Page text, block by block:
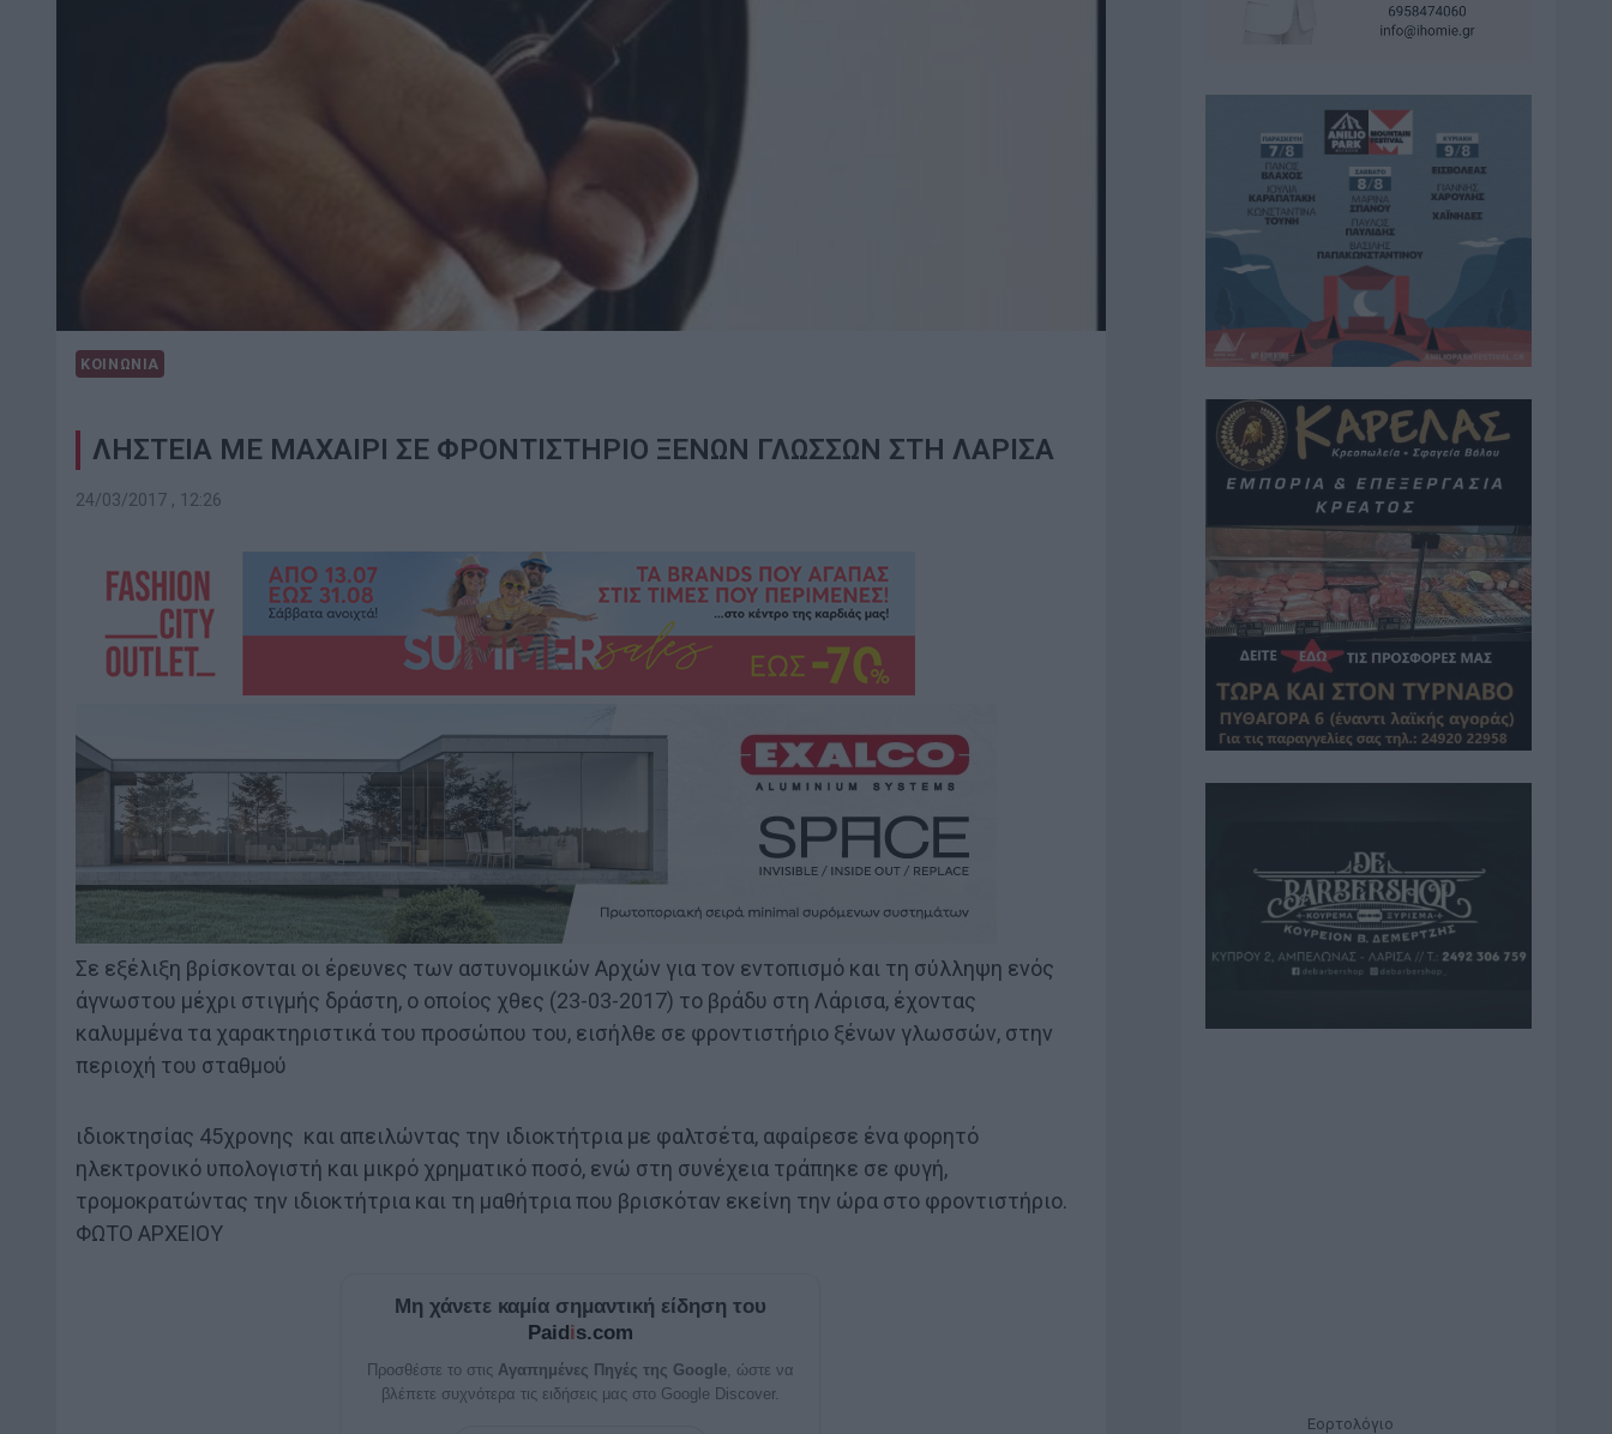
ΚΟΙΝΩΝΙΑ
ΛΗΣΤΕΙΑ ΜΕ ΜΑΧΑΙΡΙ ΣΕ ΦΡΟΝΤΙΣΤΗΡΙΟ ΞΕΝΩΝ ΓΛΩΣΣΩΝ ΣΤΗ ΛΑΡΙΣΑ
24/03/2017 , 12:26
Σε εξέλιξη βρίσκονται οι έρευνες των αστυνομικών Αρχών για τον εντοπισμό και τη σύλληψη ενός
άγνωστου μέχρι στιγμής δράστη, ο οποίος χθες (23-03-2017) το βράδυ στη Λάρισα, έχοντας
καλυμμένα τα χαρακτηριστικά του προσώπου του, εισήλθε σε φροντιστήριο ξένων γλωσσών, στην
περιοχή του σταθμού
ιδιοκτησίας 45χρονης και απειλώντας την ιδιοκτήτρια με φαλτσέτα, αφαίρεσε ένα φορητό
ηλεκτρονικό υπολογιστή και μικρό χρηματικό ποσό, ενώ στη συνέχεια τράπηκε σε φυγή,
τρομοκρατώντας την ιδιοκτήτρια και τη μαθήτρια που βρισκόταν εκείνη την ώρα στο φροντιστήριο.
ΦΩΤΟ ΑΡΧΕΙΟΥ
Μη χάνετε καμία σημαντική είδηση του
Paidis.com
Προσθέστε το στις Αγαπημένες Πηγές της Google , ώστε να
βλέπετε συχνότερα τις ειδήσεις μας στο Google Discover.
Εορτολόγιο